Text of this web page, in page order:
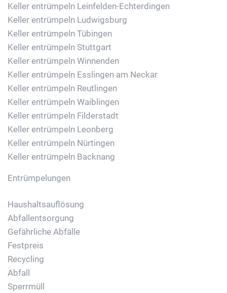
Keller entrümpeln Leinfelden-Echterdingen
Keller entrümpeln Ludwigsburg
Keller entrümpeln Tübingen
Keller entrümpeln Stuttgart
Keller entrümpeln Winnenden
Keller entrümpeln Esslingen am Neckar
Keller entrümpeln Reutlingen
Keller entrümpeln Waiblingen
Keller entrümpeln Filderstadt
Keller entrümpeln Leonberg
Keller entrümpeln Nürtingen
Keller entrümpeln Backnang
Entrümpelungen
Haushaltsauflösung
Abfallentsorgung
Gefährliche Abfälle
Festpreis
Recycling
Abfall
Sperrmüll